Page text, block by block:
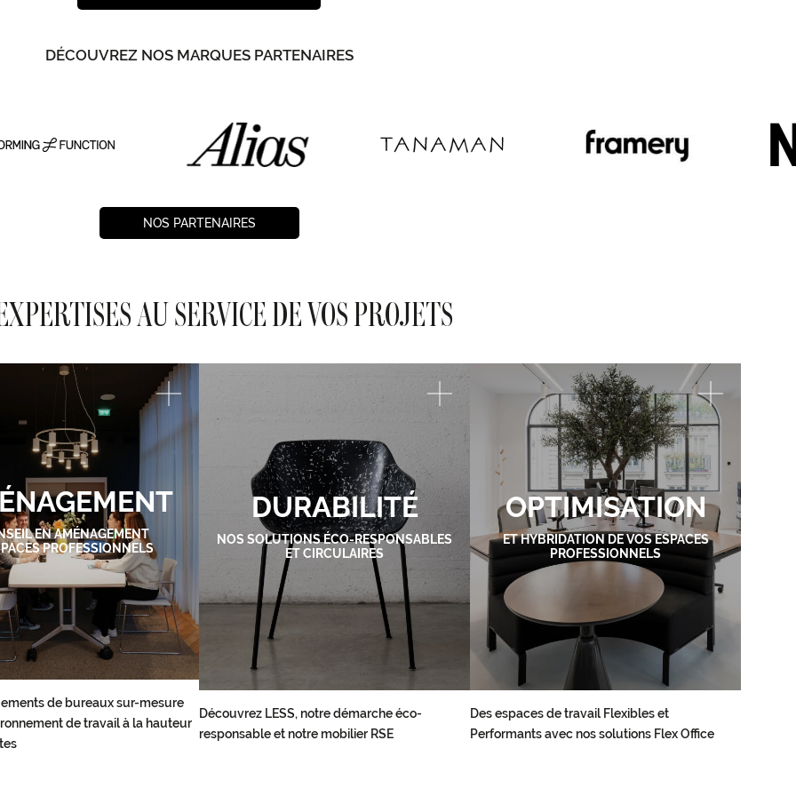
DÉCOUVREZ NOS MARQUES PARTENAIRES
NOS PARTENAIRES
AU SERVICE DE VOS PROJETS
EN AMÉNAGEMENT
PROFESSIONNELS
de bureaux sur-mesure
de travail à la hauteur
DURABILITÉ
NOS SOLUTIONS ÉCO-RESPONSABLES
ET CIRCULAIRES
Découvrez LESS, notre démarche éco-
responsable et notre mobilier RSE
OPTIMISATION
ET HYBRIDATION DE VOS ESPACES
PROFESSIONNELS
Des espaces de travail Flexibles et
Performants avec nos solutions Flex Office